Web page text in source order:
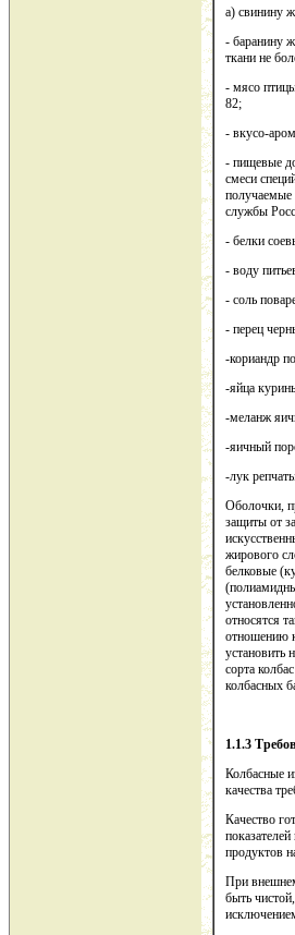
а) свинину
- баранину
ткани не
- мясо
82;
- вкусо-
- пищевые
смеси
получаемые
службы
- белки
- воду
- соль
- перец
-кориандр
-яйца
-меланж
-яичный
-лук
Оболочки,
защиты от
жирового
белковые
относятся
отношению
установить
сорта
колбасных
1.1.3
Колбасные
качества
Качество
продуктов
При
быть